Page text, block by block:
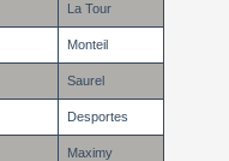
La Tour
Monteil
Saurel
Desportes
Maximy